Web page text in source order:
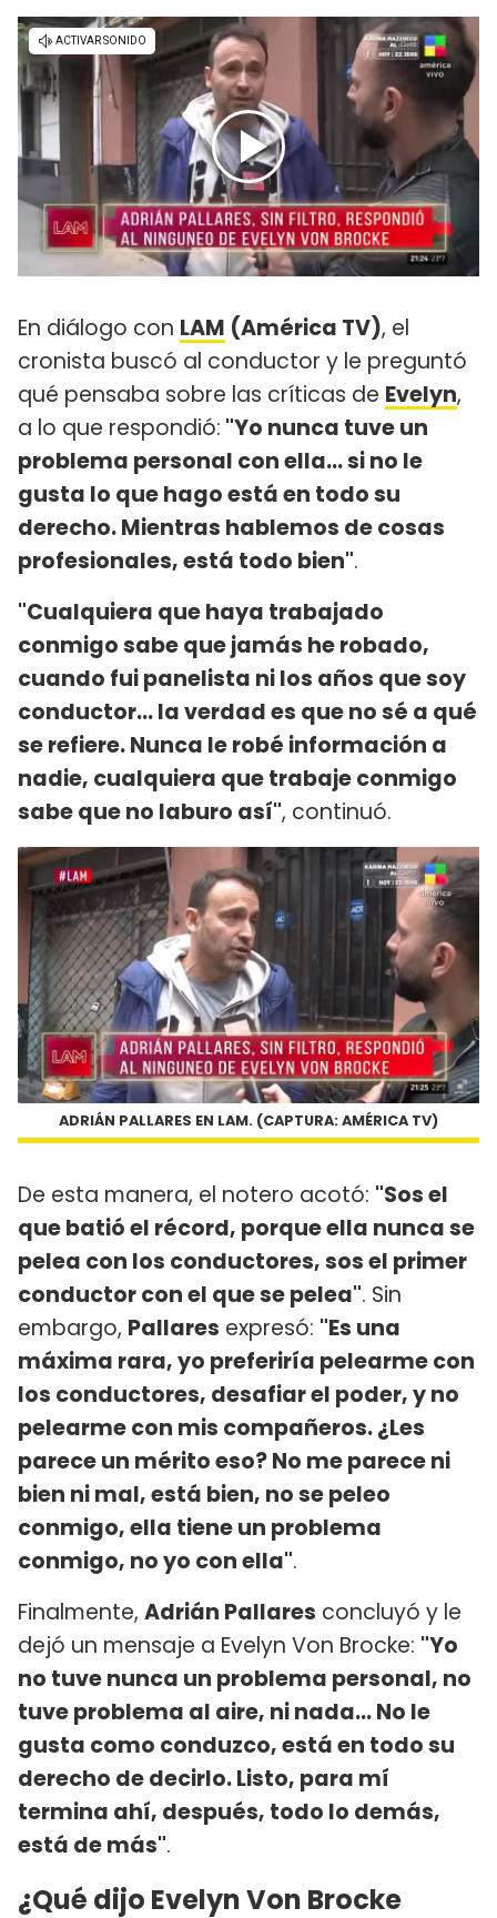
En diálogo con LAM (América TV), el
cronista buscó al conductor y le preguntó
qué pensaba sobre las críticas de Evelyn,
a lo que respondió: "Yo nunca tuve un
problema personal con ella... si no le
gusta lo que hago está en todo su
derecho. Mientras hablemos de cosas
profesionales, está todo bien".
"Cualquiera que haya trabajado
conmigo sabe que jamás he robado,
cuando fui panelista ni los años que soy
conductor... la verdad es que no sé a qué
se refiere. Nunca le robé información a
nadie, cualquiera que trabaje conmigo
sabe que no laburo así", continuó.
ADRIÁN PALLARES EN LAM. (CAPTURA: AMÉRICA TV)
De esta manera, el notero acotó: "Sos el
que batió el récord, porque ella nunca se
pelea con los conductores, sos el primer
conductor con el que se pelea". Sin
embargo, Pallares expresó: "Es una
máxima rara, yo preferiría pelearme con
los conductores, desafiar el poder, y no
pelearme con mis compañeros. ¿Les
parece un mérito eso? No me parece ni
bien ni mal, está bien, no se peleo
conmigo, ella tiene un problema
conmigo, no yo con ella".
Finalmente, Adrián Pallares concluyó y le
dejó un mensaje a Evelyn Von Brocke: "Yo
no tuve nunca un problema personal, no
tuve problema al aire, ni nada... No le
gusta como conduzco, está en todo su
derecho de decirlo. Listo, para mí
termina ahí, después, todo lo demás,
está de más".
¿Qué dijo Evelyn Von Brocke